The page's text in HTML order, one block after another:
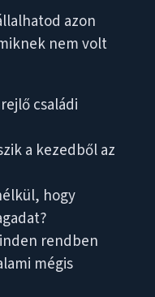
azon
nem volt
családi
a kezedből az
hogy
rendben
mégis